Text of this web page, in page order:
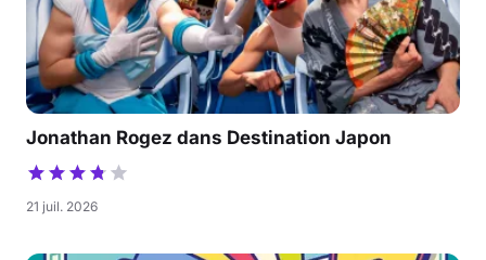
Jonathan Rogez dans Destination Japon
21 juil. 2026